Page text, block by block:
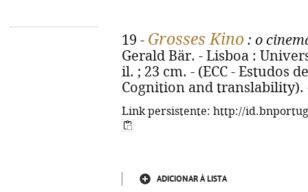
19 - Grosses Kino : o
Gerald Bär. - Lisboa :
il. ; 23 cm. - (ECC - Estudos
Cognition and translability).
Link persistente: http://
ADICIONAR À LISTA